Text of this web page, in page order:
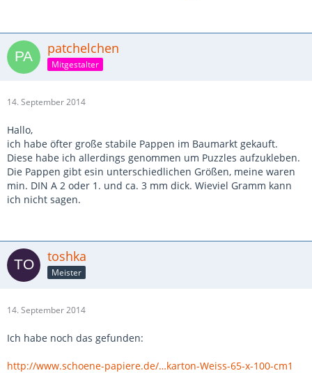
patchelchen
Mitgestalter
14. September 2014
Hallo,
ich habe öfter große stabile Pappen im Baumarkt gekauft.
Diese habe ich allerdings genommen um Puzzles aufzukleben.
Die Pappen gibt esin unterschiedlichen Größen, meine waren
min. DIN A 2 oder 1. und ca. 3 mm dick. Wieviel Gramm kann
ich nicht sagen.
toshka
Meister
14. September 2014
Ich habe noch das gefunden:
http://www.schoene-papiere.de/…karton-Weiss-65-x-100-cm1